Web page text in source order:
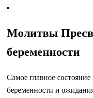
Молитвы
беременности
Самое главное
беременности и